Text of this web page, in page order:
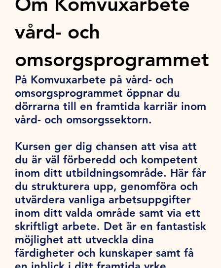
vård- och
omsorgsprogrammet
På Komvuxarbete på vård- och
omsorgsprogrammet öppnar du
dörrarna till en framtida karriär inom
vård- och omsorgssektorn.
Kursen ger dig chansen att visa att
du är väl förberedd och kompetent
inom ditt utbildningsområde. Här får
du strukturera upp, genomföra och
utvärdera vanliga arbetsuppgifter
inom ditt valda område samt via ett
skriftligt arbete. Det är en fantastisk
möjlighet att utveckla dina
färdigheter och kunskaper samt få